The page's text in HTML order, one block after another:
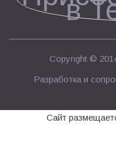
Copyright ©
Разработка и
Сайт